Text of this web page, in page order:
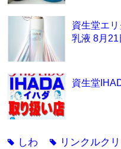
資生堂エ
乳液 8月21
資生堂
tag しわ tag リンクルク